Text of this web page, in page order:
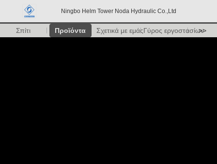
Ningbo Helm Tower Noda Hydraulic Co.,Ltd
Σπίτι Προϊόντα Σχετικά με εμάςΓύρος εργοστασίων
>>